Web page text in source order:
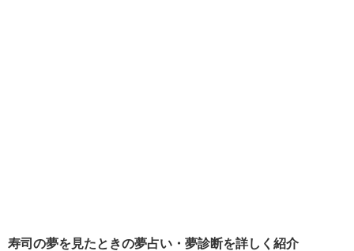
寿司の夢を見たときの夢占い・夢診断を詳しく紹介